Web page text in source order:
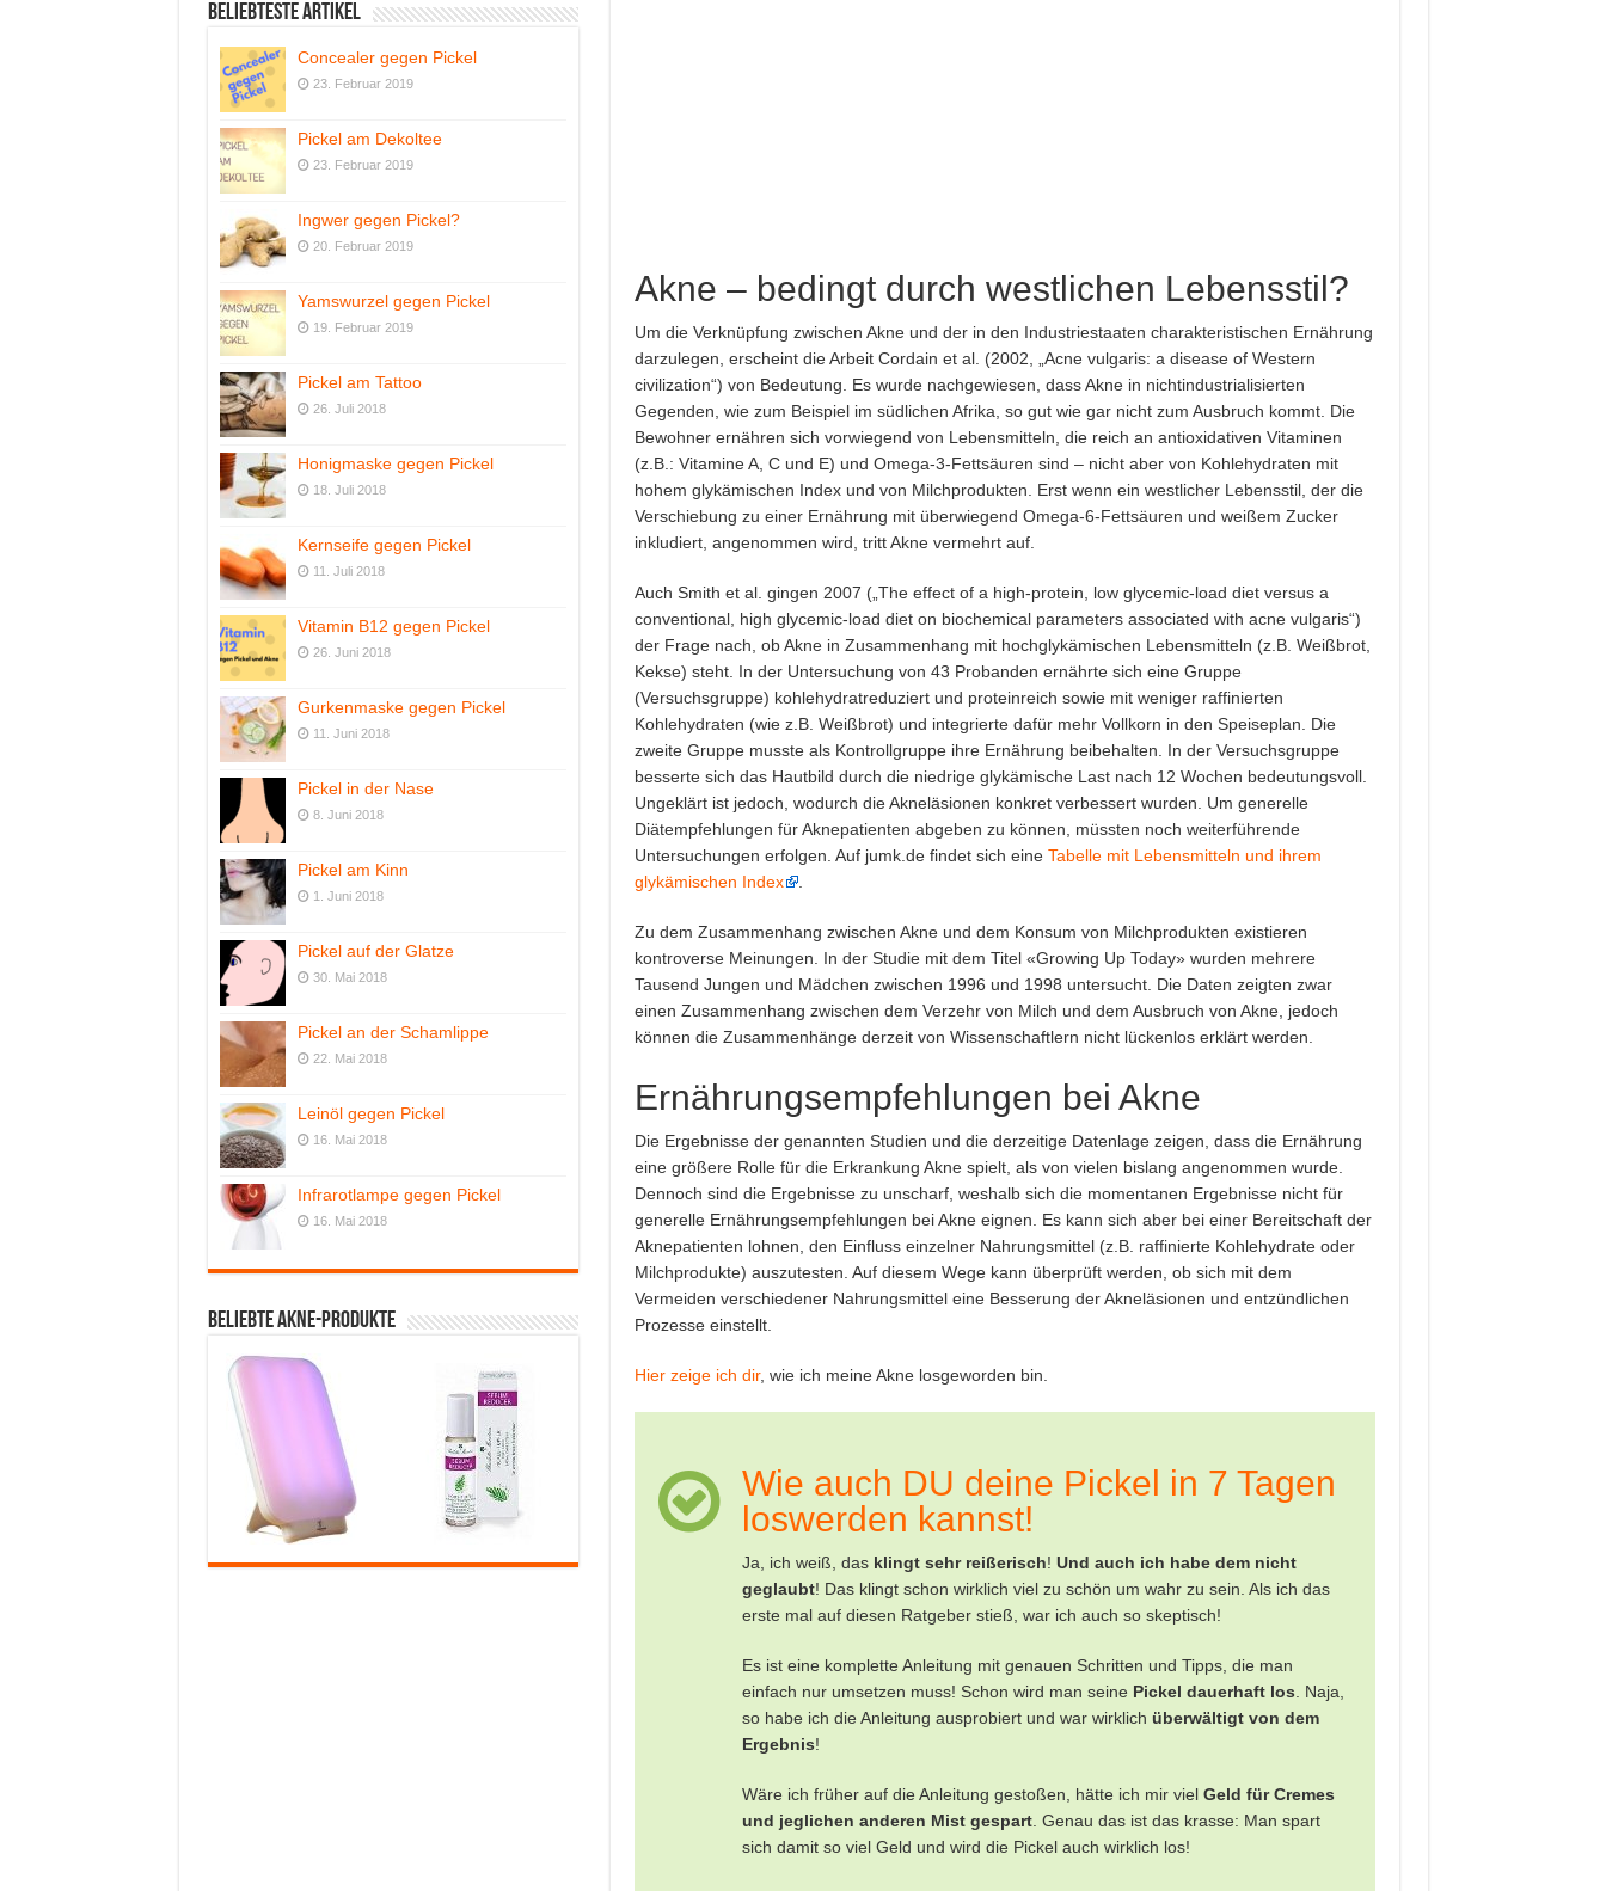
Akne – bedingt durch westlichen Lebensstil?
Um die Verknüpfung zwischen Akne und der in den Industriestaaten charakteristischen Ernährung
darzulegen, erscheint die Arbeit Cordain et al. (2002, „Acne vulgaris: a disease of Western
civilization“) von Bedeutung. Es wurde nachgewiesen, dass Akne in nichtindustrialisierten
Gegenden, wie zum Beispiel im südlichen Afrika, so gut wie gar nicht zum Ausbruch kommt. Die
Bewohner ernähren sich vorwiegend von Lebensmitteln, die reich an antioxidativen Vitaminen
(z.B.: Vitamine A, C und E) und Omega-3-Fettsäuren sind – nicht aber von Kohlehydraten mit
hohem glykämischen Index und von Milchprodukten. Erst wenn ein westlicher Lebensstil, der die
Verschiebung zu einer Ernährung mit überwiegend Omega-6-Fettsäuren und weißem Zucker
inkludiert, angenommen wird, tritt Akne vermehrt auf.
Auch Smith et al. gingen 2007 („The effect of a high-protein, low glycemic-load diet versus a
conventional, high glycemic-load diet on biochemical parameters associated with acne vulgaris“)
der Frage nach, ob Akne in Zusammenhang mit hochglykämischen Lebensmitteln (z.B. Weißbrot,
Kekse) steht. In der Untersuchung von 43 Probanden ernährte sich eine Gruppe
(Versuchsgruppe) kohlehydratreduziert und proteinreich sowie mit weniger raffinierten
Kohlehydraten (wie z.B. Weißbrot) und integrierte dafür mehr Vollkorn in den Speiseplan. Die
zweite Gruppe musste als Kontrollgruppe ihre Ernährung beibehalten. In der Versuchsgruppe
besserte sich das Hautbild durch die niedrige glykämische Last nach 12 Wochen bedeutungsvoll.
Ungeklärt ist jedoch, wodurch die Akneläsionen konkret verbessert wurden. Um generelle
Diätempfehlungen für Aknepatienten abgeben zu können, müssten noch weiterführende
Untersuchungen erfolgen. Auf jumk.de findet sich eine Tabelle mit Lebensmitteln und ihrem
glykämischen Index
.
Zu dem Zusammenhang zwischen Akne und dem Konsum von Milchprodukten existieren
kontroverse Meinungen. In der Studie mit dem Titel «Growing Up Today» wurden mehrere
Tausend Jungen und Mädchen zwischen 1996 und 1998 untersucht. Die Daten zeigten zwar
einen Zusammenhang zwischen dem Verzehr von Milch und dem Ausbruch von Akne, jedoch
können die Zusammenhänge derzeit von Wissenschaftlern nicht lückenlos erklärt werden.
Ernährungsempfehlungen bei Akne
Die Ergebnisse der genannten Studien und die derzeitige Datenlage zeigen, dass die Ernährung
eine größere Rolle für die Erkrankung Akne spielt, als von vielen bislang angenommen wurde.
Dennoch sind die Ergebnisse zu unscharf, weshalb sich die momentanen Ergebnisse nicht für
generelle Ernährungsempfehlungen bei Akne eignen. Es kann sich aber bei einer Bereitschaft der
Aknepatienten lohnen, den Einfluss einzelner Nahrungsmittel (z.B. raffinierte Kohlehydrate oder
Milchprodukte) auszutesten. Auf diesem Wege kann überprüft werden, ob sich mit dem
Vermeiden verschiedener Nahrungsmittel eine Besserung der Akneläsionen und entzündlichen
Prozesse einstellt.
Hier zeige ich dir, wie ich meine Akne losgeworden bin.
Wie auch DU deine Pickel in 7 Tagen
loswerden kannst!
Ja, ich weiß, das klingt sehr reißerisch! Und auch ich habe dem nicht
geglaubt! Das klingt schon wirklich viel zu schön um wahr zu sein. Als ich das
erste mal auf diesen Ratgeber stieß, war ich auch so skeptisch!
Es ist eine komplette Anleitung mit genauen Schritten und Tipps, die man
einfach nur umsetzen muss! Schon wird man seine Pickel dauerhaft los . Naja,
so habe ich die Anleitung ausprobiert und war wirklich überwältigt von dem
Ergebnis!
Wäre ich früher auf die Anleitung gestoßen, hätte ich mir viel Geld für Cremes
und jeglichen anderen Mist gespart. Genau das ist das krasse: Man spart
sich damit so viel Geld und wird die Pickel auch wirklich los!
Beliebteste Artikel
Concealer gegen Pickel
23. Februar 2019
Pickel am Dekoltee
23. Februar 2019
Ingwer gegen Pickel?
20. Februar 2019
Yamswurzel gegen Pickel
19. Februar 2019
Pickel am Tattoo
26. Juli 2018
Honigmaske gegen Pickel
18. Juli 2018
Kernseife gegen Pickel
11. Juli 2018
Vitamin B12 gegen Pickel
26. Juni 2018
Gurkenmaske gegen Pickel
11. Juni 2018
Pickel in der Nase
8. Juni 2018
Pickel am Kinn
1. Juni 2018
Pickel auf der Glatze
30. Mai 2018
Pickel an der Schamlippe
22. Mai 2018
Leinöl gegen Pickel
16. Mai 2018
Infrarotlampe gegen Pickel
16. Mai 2018
Beliebte Akne-Produkte